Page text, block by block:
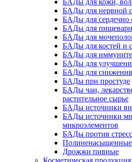
БАДы для кожи,
БАДы для нервной
БАДы для сердечно
БАДы для
БАДы для
БАДы для костей и
БАДы для
БАДы для
БАДы для снижения
БАДы при простуде
БАДы чаи,
растительное сырье
БАДы источники
БАДы источники
микроэлементов
БАДы против
Дрожжи пивные
Косметическая продукция